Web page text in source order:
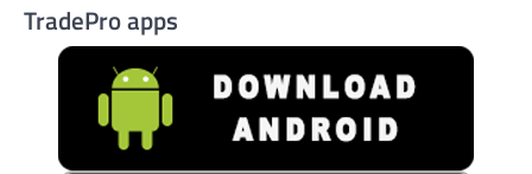
TradePro apps